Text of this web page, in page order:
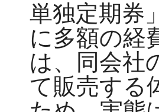
単独定期券
に多額の経
は、同会社
て販売する